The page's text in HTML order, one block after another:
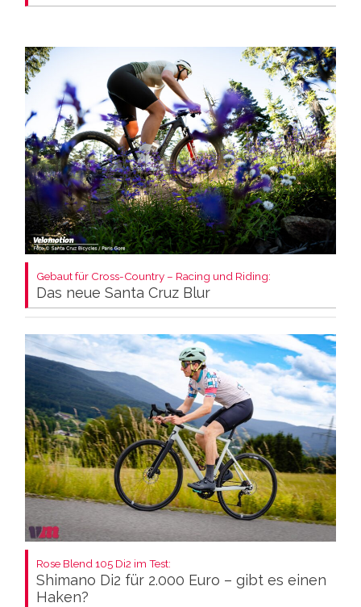
Gebaut für Cross-Country – Racing und Riding:
Das neue Santa Cruz Blur
Rose Blend 105 Di2 im Test:
Shimano Di2 für 2.000 Euro – gibt es einen
Haken?